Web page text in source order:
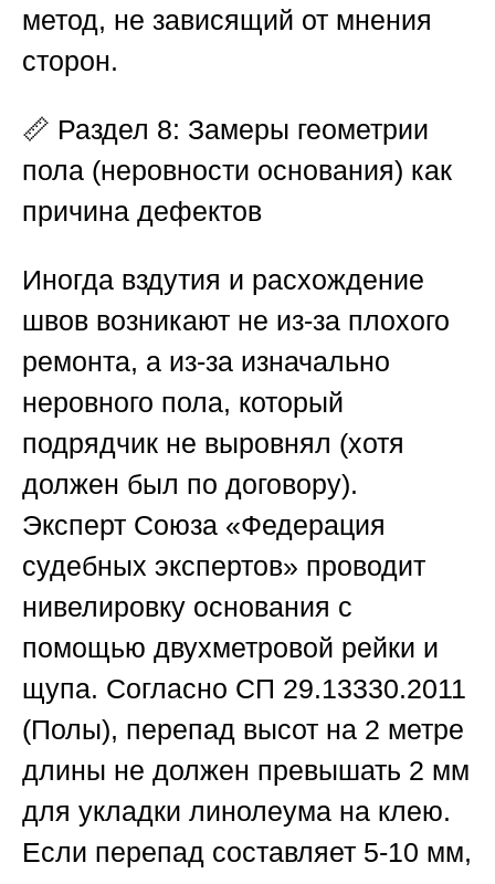
метод, не зависящий от мнения
сторон.
📏 Раздел 8: Замеры геометрии
пола (неровности основания) как
причина дефектов
Иногда вздутия и расхождение
швов возникают не из-за плохого
ремонта, а из-за изначально
неровного пола, который
подрядчик не выровнял (хотя
должен был по договору).
Эксперт Союза «Федерация
судебных экспертов» проводит
нивелировку основания с
помощью двухметровой рейки и
щупа. Согласно СП 29.13330.2011
(Полы), перепад высот на 2 метре
длины не должен превышать 2 мм
для укладки линолеума на клею.
Если перепад составляет 5-10 мм,